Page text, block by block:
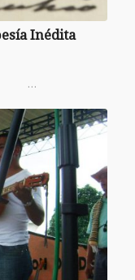
Inédita
I. …